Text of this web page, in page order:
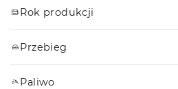
Rok produkcji
Przebieg
Paliwo